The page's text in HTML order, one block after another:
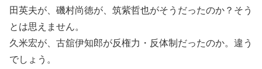
田英夫が、磯村尚徳が、筑紫哲也がそうだったのか？そう
とは思えません。
久米宏が、古舘伊知郎が反権力・反体制だったのか。違う
でしょう。